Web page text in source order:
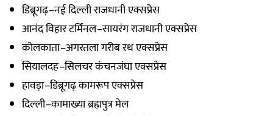
डिब्रूगढ़–नई दिल्ली राजधानी एक्सप्रेस
आनंद विहार टर्मिनल–सायरंग राजधानी एक्सप्रेस
कोलकाता–अगरतला गरीब रथ एक्सप्रेस
सियालदह–सिलचर कंचनजंघा एक्सप्रेस
हावड़ा–डिब्रूगढ़ कामरूप एक्सप्रेस
दिल्ली–कामाख्या ब्रह्मपुत्र मेल